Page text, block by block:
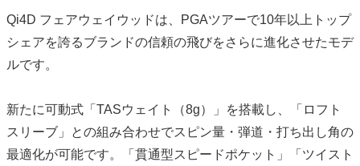
Qi4D フェアウェイウッドは、PGAツアーで10年以上トップ
シェアを誇るブランドの信頼の飛びをさらに進化させたモデ
ルです。
新たに可動式「TASウェイト（8g）」を搭載し、「ロフト
スリーブ」との組み合わせでスピン量・弾道・打ち出し角の
最適化が可能です。「貫通型スピードポケット」「ツイスト